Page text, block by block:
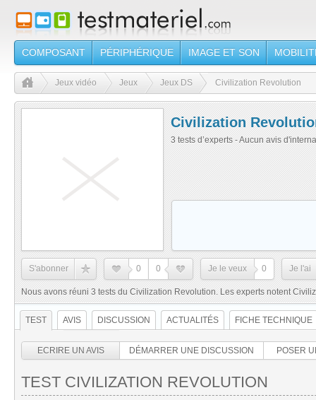
COMPOSANT PÉRIPHÉRIQUE IMAGE ET SON
Jeux vidéo Jeux Jeux DS Civilization Revolution
Civilization
3 tests d’experts - Aucun avis
S'abonner 0 0 Je le veux 0 Je l'ai
Nous avons réuni 3 tests du Civilization Revolution. Les experts notent
TEST AVIS DISCUSSION ACTUALITÉS FICHE TECHNIQUE
ECRIRE UN AVIS DÉMARRER UNE DISCUSSION POSER
TEST CIVILIZATION REVOLUTION